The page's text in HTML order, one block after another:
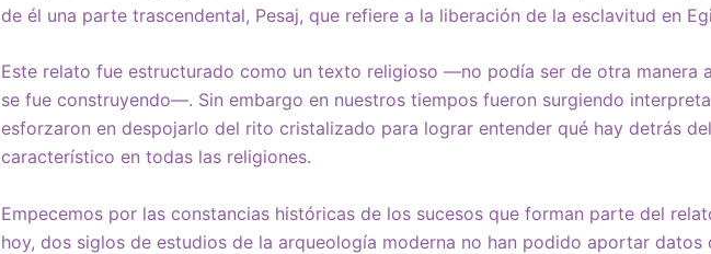
de él una parte trascendental, Pesaj, que refiere a la liberación de la esclavitud en
Este relato fue estructurado como un texto religioso —no podía ser de otra manera
se fue construyendo—. Sin embargo en nuestros tiempos fueron surgiendo
esforzaron en despojarlo del rito cristalizado para lograr entender qué hay detrás
característico en todas las religiones.
Empecemos por las constancias históricas de los sucesos que forman parte del
hoy, dos siglos de estudios de la arqueología moderna no han podido aportar datos